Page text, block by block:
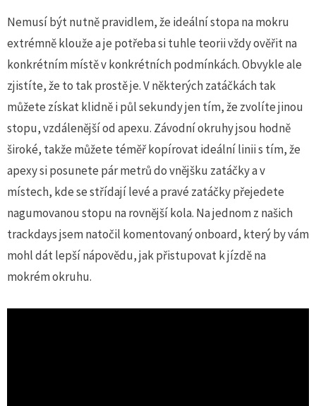
Nemusí být nutně pravidlem, že ideální stopa na mokru
extrémně klouže a je potřeba si tuhle teorii vždy ověřit na
konkrétním místě v konkrétních podmínkách. Obvykle ale
zjistíte, že to tak prostě je. V některých zatáčkách tak
můžete získat klidně i půl sekundy jen tím, že zvolíte jinou
stopu, vzdálenější od apexu. Závodní okruhy jsou hodně
široké, takže můžete téměř kopírovat ideální linii s tím, že
apexy si posunete pár metrů do vnějšku zatáčky a v
místech, kde se střídají levé a pravé zatáčky přejedete
nagumovanou stopu na rovnější kola. Na jednom z našich
trackdays jsem natočil komentovaný onboard, který by vám
mohl dát lepší nápovědu, jak přistupovat k jízdě na
mokrém okruhu.